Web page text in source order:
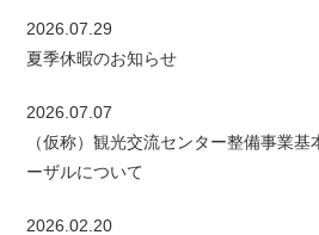
2026.07.29
夏季休暇のお知らせ
2026.07.07
（仮称）観光交流センター整備事業
ーザルについて
2026.02.20